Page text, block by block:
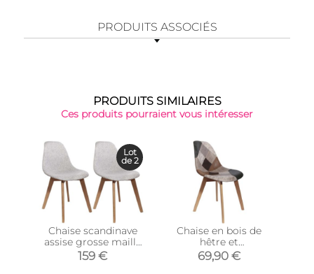
PRODUITS ASSOCIÉS
PRODUITS SIMILAIRES
Ces produits pourraient vous intéresser
Chaise scandinave
assise grosse maille
(Lot de 2) (Gris)
159 €
Lot
de 2
Chaise en bois de
hêtre et
polypropylène
Patchwork
69,90 €